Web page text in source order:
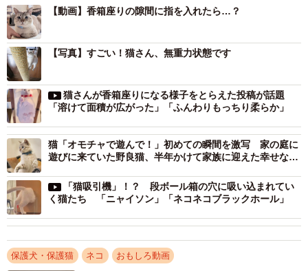
2/6
ちょっと眠たげなくうちゃん＝無重力猫ミルコのお家さん
（@ccchisa76）提供
くんちゃんは、まるで眠っていたところを起こされたよう
にスイッチオン！大きな目をぱっちり見開き、耳を立て、
「なんだこりゃ〜？」というようなびっくり顔に！
動画を見た人からは、
【動画】香箱座りの隙間に指を入れたら…？
【写真】すごい！猫さん、無重力状態です
猫さんが香箱座りになる様子をとらえた投稿が話題
「溶けて面積が広がった」「ふんわりもっちり柔らか」
猫「オモチャで遊んで！」初めての瞬間を激写 家の庭に
遊びに来ていた野良猫、半年かけて家族に迎えた幸せな
「猫吸引機」！？ 段ボール箱の穴に吸い込まれてい
く猫たち 「ニャイソン」「ネコネコブラックホール」
保護犬・保護猫 ネコ おもしろ動画